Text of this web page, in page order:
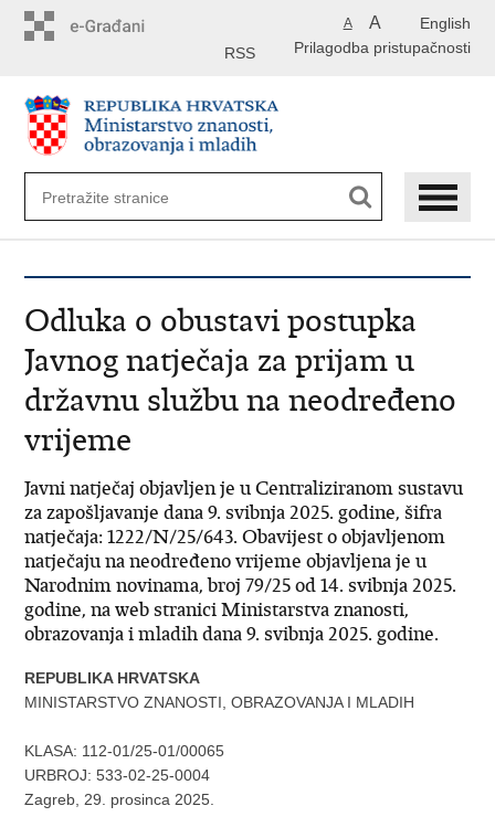
English
A A
Prilagodba pristupačnosti
RSS
Odluka o obustavi postupka
Javnog natječaja za prijam u
državnu službu na neodređeno
vrijeme
Javni natječaj objavljen je u Centraliziranom sustavu
za zapošljavanje dana 9. svibnja 2025. godine, šifra
natječaja: 1222/N/25/643. Obavijest o objavljenom
natječaju na neodređeno vrijeme objavljena je u
Narodnim novinama, broj 79/25 od 14. svibnja 2025.
godine, na web stranici Ministarstva znanosti,
obrazovanja i mladih dana 9. svibnja 2025. godine.
REPUBLIKA HRVATSKA
MINISTARSTVO ZNANOSTI, OBRAZOVANJA I MLADIH
KLASA: 112-01/25-01/00065
URBROJ: 533-02-25-0004
Zagreb, 29. prosinca 2025.